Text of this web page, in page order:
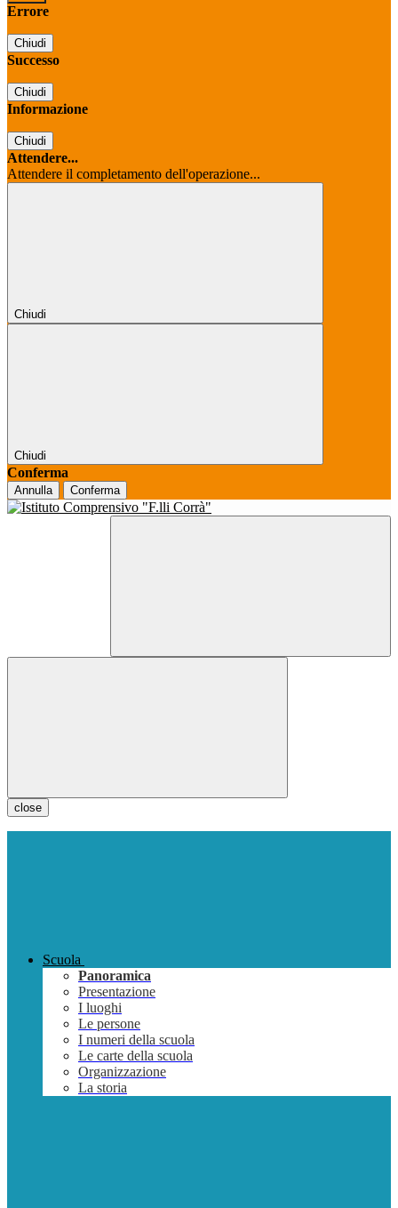
Errore
Chiudi
Successo
Chiudi
Informazione
Chiudi
Attendere...
Attendere il completamento dell'operazione...
Chiudi
Chiudi
Conferma
Annulla Conferma
close
Scuola
Panoramica
Presentazione
I luoghi
Le persone
I numeri della scuola
Le carte della scuola
Organizzazione
La storia